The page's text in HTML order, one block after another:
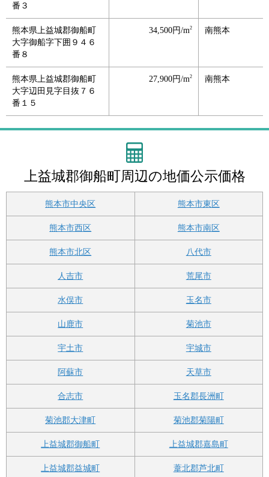
番３
熊本県上益城郡御船町
大字御船字下囲９４６
番８
34,500円/m2 南熊本
熊本県上益城郡御船町
大字辺田見字目抜７６
番１５
27,900円/m2 南熊本
上益城郡御船町周辺の地価公示価格
熊本市中央区 熊本市東区
熊本市西区 熊本市南区
熊本市北区 八代市
人吉市 荒尾市
水俣市 玉名市
山鹿市 菊池市
宇土市 宇城市
阿蘇市 天草市
合志市 玉名郡長洲町
菊池郡大津町 菊池郡菊陽町
上益城郡御船町 上益城郡嘉島町
上益城郡益城町 葦北郡芦北町